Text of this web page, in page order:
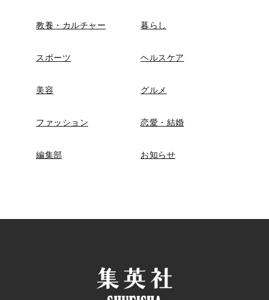
教養・カルチャー 暮らし
スポーツ ヘルスケア
美容 グルメ
ファッション 恋愛・結婚
編集部 お知らせ